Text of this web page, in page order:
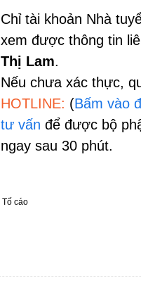
Chỉ tài khoản Nhà
xem được thông tin
Thị Lam.
Nếu chưa xác thực,
HOTLINE: (Bấm vào
tư vấn để được bộ
ngay sau 30 phút.
Tố cáo